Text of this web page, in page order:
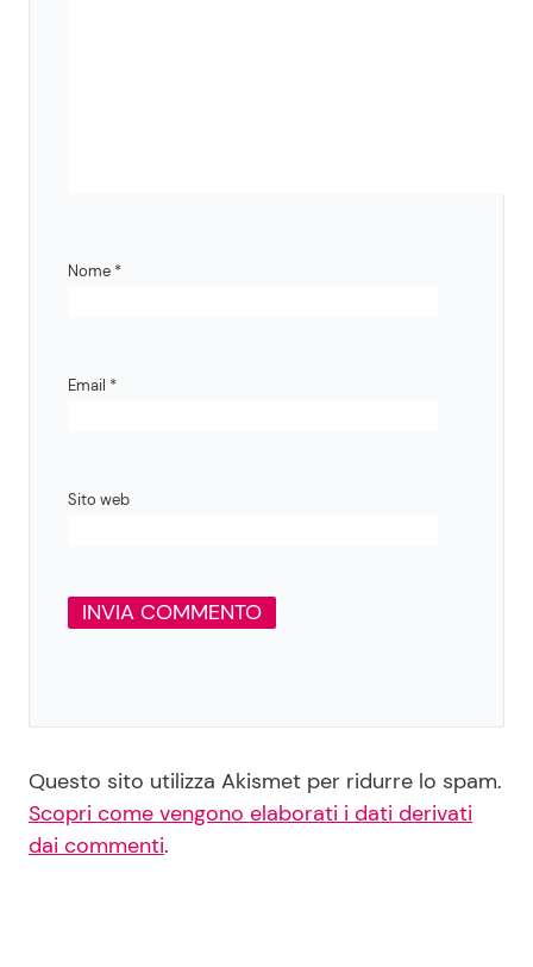
Nome *
Email *
Sito web
Questo sito utilizza Akismet per ridurre lo spam.
Scopri come vengono elaborati i dati derivati
dai commenti.